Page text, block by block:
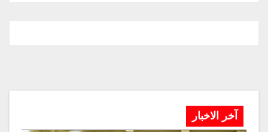
آخر الاخبار